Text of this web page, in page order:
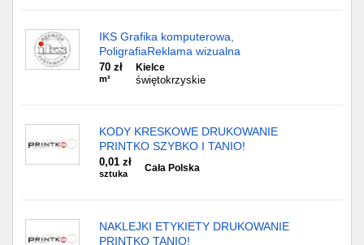
IKS Grafika komputerowa,
PoligrafiaReklama wizualna
70 zł
m²
Kielce
świętokrzyskie
KODY KRESKOWE DRUKOWANIE
PRINTKO SZYBKO I TANIO!
0,01 zł
sztuka
Cała Polska
NAKLEJKI ETYKIETY DRUKOWANIE
PRINTKO TANIO!